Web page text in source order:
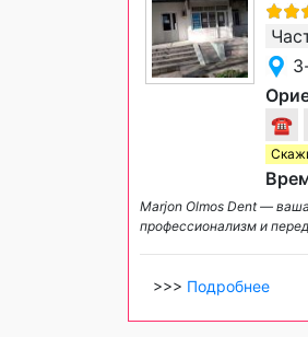
☎
Marjon Olmos Dent —
профессионализм и
>>> Подробнее